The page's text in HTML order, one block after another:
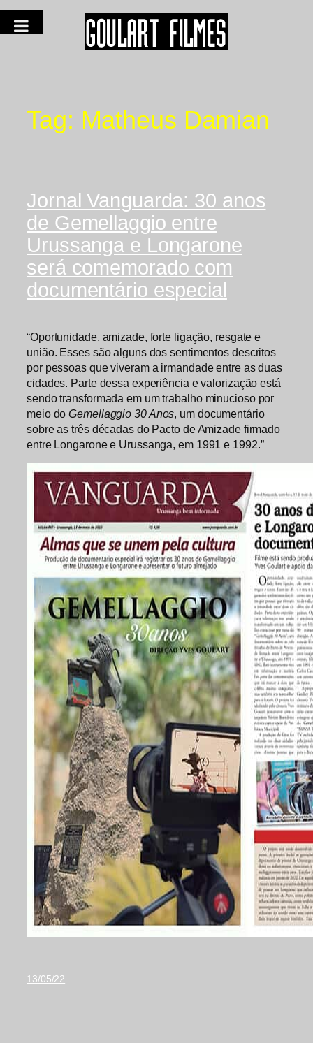
Tag: Matheus Damian
Jornal Vanguarda: 30 anos
de Gemellaggio entre
Urussanga e Longarone
será comemorado com
documentário especial
“Oportunidade, amizade, forte ligação, resgate e
união. Esses são alguns dos sentimentos descritos
por pessoas que viveram a irmandade entre as duas
cidades. Parte dessa experiência e valorização está
sendo transformada em um trabalho minucioso por
meio doGemellaggio 30 Anos, um documentário
sobre as três décadas do Pacto de Amizade firmado
entre Longarone e Urussanga, em 1991 e 1992.”
13/05/22